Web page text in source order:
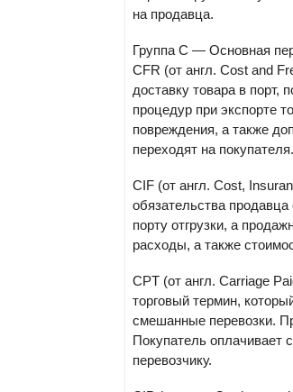
на продавца.
Группа C — Основная
CFR (от англ. Cost and
доставку товара в порт,
процедур при экспорте
повреждения, а также
переходят на покупателя.
CIF (от англ. Cost,
обязательства
порту отгрузки, а
расходы, а также
CPT (от англ. Carriage
торговый термин,
смешанные перевозки.
Покупатель оплачивает
перевозчику.